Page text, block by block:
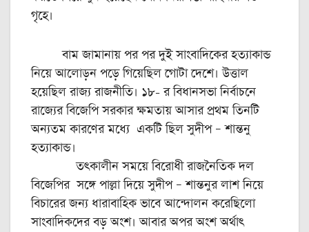
গৃহে।
বাম জামানায় পর পর দুই সাংবাদিকের হত্যাকান্ড
নিয়ে আলোড়ন পড়ে গিয়েছিল গোটা দেশে। উত্তাল
হয়েছিল রাজ্য রাজনীতি। ১৮- র বিধানসভা নির্বাচনে
রাজ্যের বিজেপি সরকার ক্ষমতায় আসার প্রথম তিনটি
অন্যতম কারণের মধ্যে একটি ছিল সুদীপ – শান্তনু
হত্যাকান্ড।
তৎকালীন সময়ে বিরোধী রাজনৈতিক দল
বিজেপির সঙ্গে পাল্লা দিয়ে সুদীপ – শান্তনুর লাশ নিয়ে
বিচারের জন্য ধারাবাহিক ভাবে আন্দোলন করেছিলো
সাংবাদিকদের বড় অংশ। আবার অপর অংশ অর্থাৎ